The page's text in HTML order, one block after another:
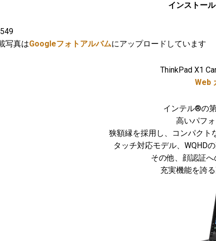
インストー
写真はGoogleフォトアルバムにアップロードしています
ThinkPad X1
Web
インテル®の
高いパフ
狭額縁を採用し、コンパクト
タッチ対応モデル、WQHD
その他、顔認証
充実機能を誇